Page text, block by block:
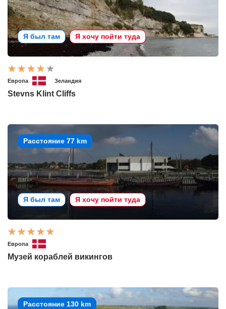
Я был там Я хочу пойти туда
Европа Зеландия
Stevns Klint Cliffs
Расстояние 77 km
Я был там Я хочу пойти туда
Европа
Музей кораблей викингов
Расстояние 130 km